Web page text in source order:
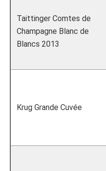
Taittinger Comtes de
Champagne Blanc de
Blancs 2013
Krug Grande Cuvée